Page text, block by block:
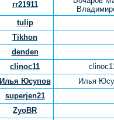
rr21911
tulip
Tikhon
denden
clinoc11
Илья Юсупов
Илья
superjen21
ZyoBR